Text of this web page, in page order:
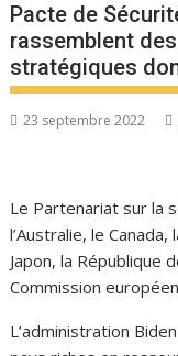
Pacte de
rassemblent
stratégiques
23 septembre 2022
Le Partenariat sur la
l’Australie, le Canada,
Japon, la République
Commission
L’administration